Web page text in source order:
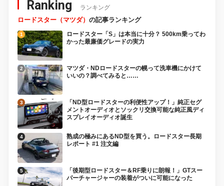
Ranking ランキング
ロードスター（マツダ） の記事ランキング
ロードスター「S」は本当に十分？ 500km乗ってわ
かった最廉価グレードの実力
マツダ・NDロードスターの幌って洗車機にかけて
いいの？調べてみると……
「ND型ロードスターの利便性アップ！」純正セグ
メントオーディオとソックリ交換可能な純正風ディ
スプレイオーディオ誕生
熟成の極みにあるND型を買う。ロードスター長期
レポート #1 注文編
「後期型ロードスター＆RF乗りに朗報！」GTスー
パーチャージャーの装着がついに可能になった